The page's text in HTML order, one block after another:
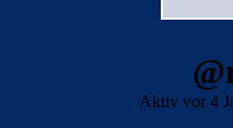
Aktiv vor 4